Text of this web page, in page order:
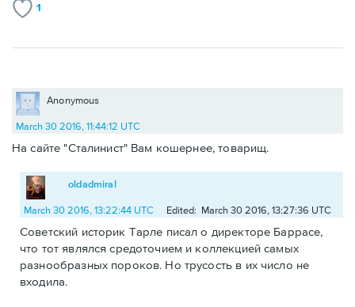
1
Anonymous
March 30 2016, 11:44:12 UTC
На сайте "Сталинист" Вам кошернее, товарищ.
oldadmiral
March 30 2016, 13:22:44 UTC Edited: March 30 2016, 13:27:36 UTC
Советский историк Тарле писал о директоре Баррасе,
что тот являлся средоточием и коллекцией самых
разнообразных пороков. Но трусость в их число не
входила.